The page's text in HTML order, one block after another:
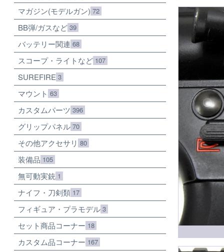
マガジン(モデルガン) 72
BB弾/ガスなど 39
バッテリー関連 68
スコープ・ライトなど 107
SUREFIRE 3
マウント 63
カスタムパーツ 396
グリップパネル 70
その他アクセサリ 80
装備品 105
無可動実銃 1
ナイフ・刀剣類 17
フィギュア・プラモデル 3
セット商品コーナー 18
カスタム品コーナー 167